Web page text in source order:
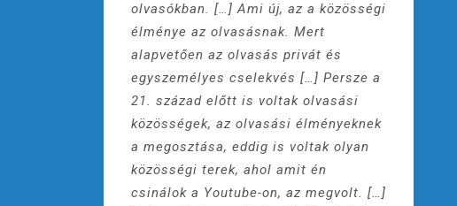
olvasókban. […] Ami új, az a közösségi
élménye az olvasásnak. Mert
alapvetően az olvasás privát és
egyszemélyes cselekvés […] Persze a
21. század előtt is voltak olvasási
közösségek, az olvasási élményeknek
a megosztása, eddig is voltak olyan
közösségi terek, ahol amit én
csinálok a Youtube-on, az megvolt. […]